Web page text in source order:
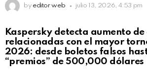
by editor web julio 13, 2026, 4:53 pm
Kaspersky detecta aumento de
relacionadas con el mayor
2026: desde boletos falsos
“premios” de 500,000 dólares